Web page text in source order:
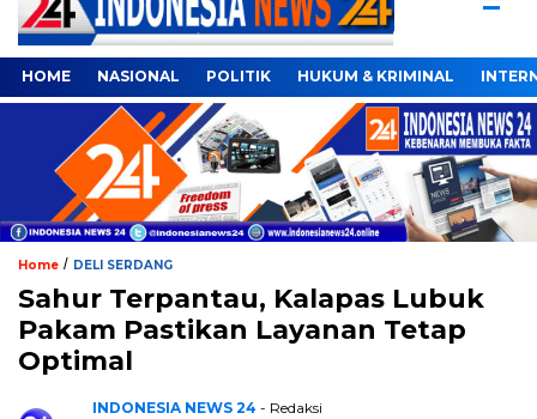
HOME NASIONAL POLITIK HUKUM & KRIMINAL
Home / DELI SERDANG
Sahur Terpantau, Kalapas Lubuk
Pakam Pastikan Layanan Tetap
Optimal
INDONESIA NEWS 24 - Redaksi